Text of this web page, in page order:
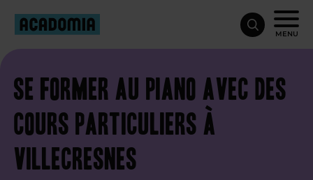
MENU
Se former au piano avec des
cours particuliers à
Villecresnes